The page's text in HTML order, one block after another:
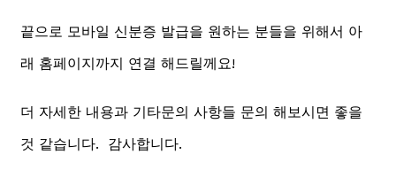
끝으로 모바일 신분증 발급을 원하는 분들을 위해서 아
래 홈페이지까지 연결 해드릴께요!
더 자세한 내용과 기타문의 사항들 문의 해보시면 좋을
것 같습니다. 감사합니다.